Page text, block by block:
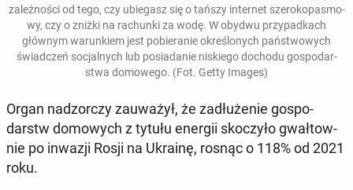
za­leż­no­ści od tego, czy ubie­gasz się o tańszy in­ter­net sze­ro­ko­pa­smo­
wy, czy o zniżki na ra­chun­ki za wodę. W obydwu przy­pad­kach
głównym wa­run­kiem jest po­bie­ra­nie okre­ślo­nych pań­stwo­wych
świad­czeń so­cjal­nych lub po­sia­da­nie ni­skie­go dochodu go­spo­dar­
stwa do­mo­we­go. (Fot. Getty Images)
Organ nad­zor­czy za­uwa­żył, że za­dłu­że­nie go­spo­
darstw do­mo­wych z tytułu energii sko­czy­ło gwał­tow­
nie po inwazji Rosji na Ukrainę, rosnąc o 118% od 2021
roku.